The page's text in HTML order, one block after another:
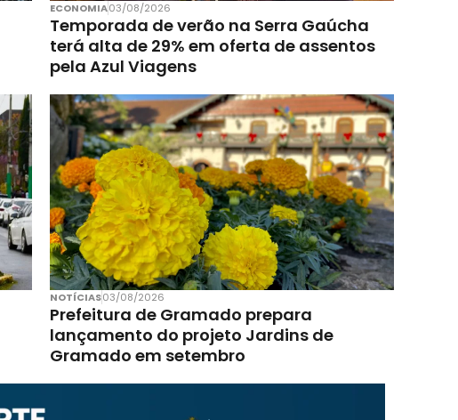
ECONOMIA03/08/2026
Temporada de verão na Serra Gaúcha
terá alta de 29% em oferta de assentos
pela Azul Viagens
NOTÍCIAS03/08/2026
Prefeitura de Gramado prepara
lançamento do projeto Jardins de
Gramado em setembro